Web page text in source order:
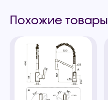
Похожие товары